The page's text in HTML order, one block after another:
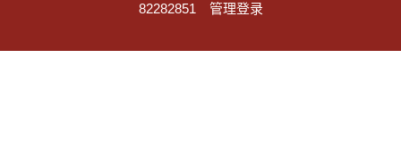
82282851
管理登录